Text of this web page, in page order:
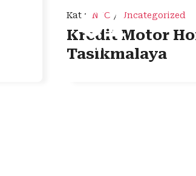
01
Mei 2025
Kat : INFO / Uncategorized
Kredit Motor
Tasikmalaya